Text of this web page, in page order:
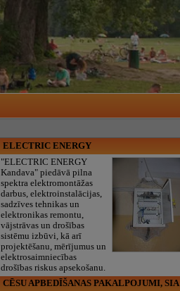
ELECTRIC ENERGY
"ELECTRIC ENERGY
Kandava" piedāvā pilna
spektra elektromontāžas
darbus, elektroinstalācijas,
sadzīves tehnikas un
elektronikas remontu,
vājstrāvas un drošības
sistēmu izbūvi, kā arī
projektēšanu, mērījumus un
elektrosaimniecības
drošības riskus apsekošanu.
CĒSU APBEDĪŠANAS PAKALPOJUMI, SIA